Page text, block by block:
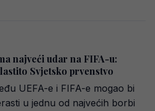
najveći udar na FIFA-u:
Svjetsko prvenstvo
UEFA-e i FIFA-e mogao bi
u jednu od najvećih borbi